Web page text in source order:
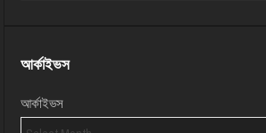
আর্কাইভস
আর্কাইভস